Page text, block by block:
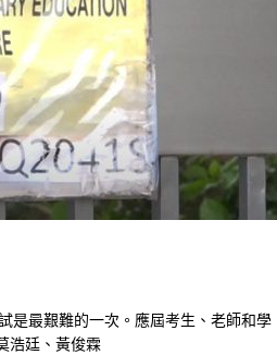
是最艱難的一次。應屆考生、老師和學
浩廷、黃俊霖